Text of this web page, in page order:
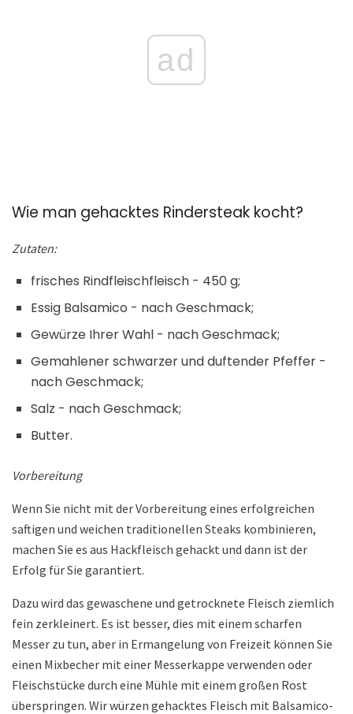
ad
Wie man gehacktes Rindersteak kocht?
Zutaten:
frisches Rindfleischfleisch - 450 g;
Essig Balsamico - nach Geschmack;
Gewürze Ihrer Wahl - nach Geschmack;
Gemahlener schwarzer und duftender Pfeffer -
nach Geschmack;
Salz - nach Geschmack;
Butter.
Vorbereitung
Wenn Sie nicht mit der Vorbereitung eines erfolgreichen
saftigen und weichen traditionellen Steaks kombinieren,
machen Sie es aus Hackfleisch gehackt und dann ist der
Erfolg für Sie garantiert.
Dazu wird das gewaschene und getrocknete Fleisch ziemlich
fein zerkleinert. Es ist besser, dies mit einem scharfen
Messer zu tun, aber in Ermangelung von Freizeit können Sie
einen Mixbecher mit einer Messerkappe verwenden oder
Fleischstücke durch eine Mühle mit einem großen Rost
überspringen. Wir würzen gehacktes Fleisch mit Balsamico-